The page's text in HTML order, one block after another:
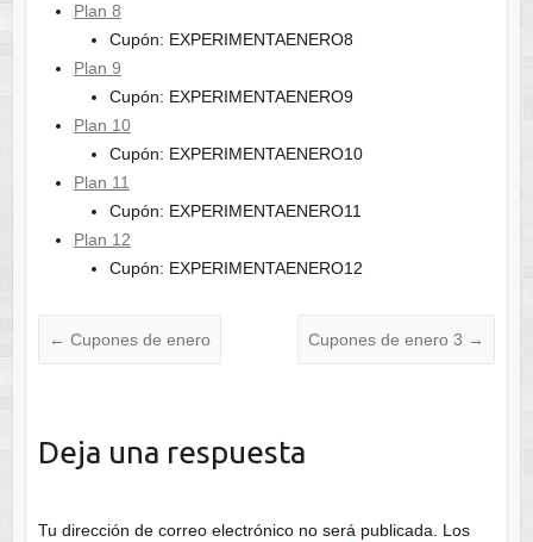
Plan 8
Cupón: EXPERIMENTAENERO8
Plan 9
Cupón: EXPERIMENTAENERO9
Plan 10
Cupón: EXPERIMENTAENERO10
Plan 11
Cupón: EXPERIMENTAENERO11
Plan 12
Cupón: EXPERIMENTAENERO12
← Cupones de enero Cupones de enero 3 →
Deja una respuesta
Tu dirección de correo electrónico no será publicada. Los